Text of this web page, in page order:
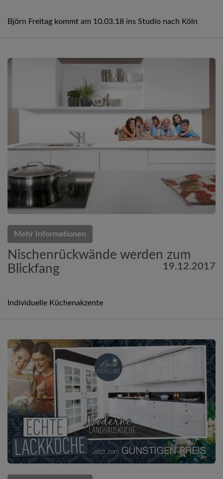
Björn Freitag kommt am 10.03.18 ins Studio nach Köln
Mehr Informationen
Nischenrückwände werden zum
Blickfang
19.12.2017
Individuelle Küchenakzente